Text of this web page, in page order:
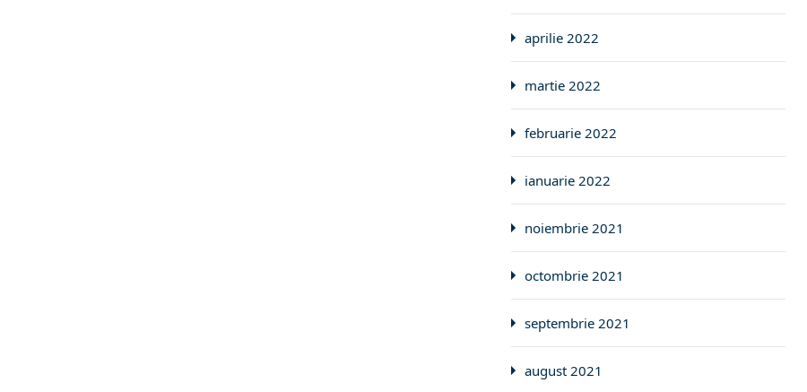
aprilie 2022
martie 2022
februarie 2022
ianuarie 2022
noiembrie 2021
octombrie 2021
septembrie 2021
august 2021